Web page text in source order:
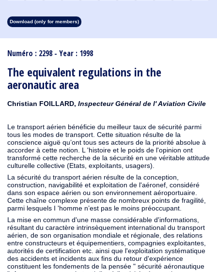
Numéro : 2298 - Year : 1998
The equivalent regulations in the
aeronautic area
Christian FOILLARD, Inspecteur Général de l' Aviation Civile
Le transport aérien bénéficie du meilleur taux de sécurité parmi
tous les modes de transport. Cette situation résulte de la
conscience aiguë qu’ont tous ses acteurs de la priorité absolue à
accorder à cette notion. L 'histoire et le poids de l'opinion ont
transformé cette recherche de la sécurité en une véritable attitude
culturelle collective (Etats, exploitants, usagers).
La sécurité du transport aérien résulte de la conception,
construction, navigabilité et exploitation de l'aéronef, considéré
dans son espace aérien ou son environnement aéroportuaire.
Cette chaîne complexe présente de nombreux points de fragilité,
parmi lesquels I 'homme n’est pas le moins préoccupant.
La mise en commun d'une masse considérable d'informations,
résultant du caractère intrinsèquement international du transport
aérien, de son organisation mondiale et régionale, des relations
entre constructeurs et équipementiers, compagnies exploitantes,
autorités de certification etc. ainsi que l'exploitation systématique
des accidents et incidents aux fins du retour d'expérience
constituent les fondements de la pensée " sécurité aéronautique
1913
1912 1911 1910
Download (only for members)